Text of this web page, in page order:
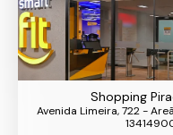
Shopping
Avenida Limeira, 722 -